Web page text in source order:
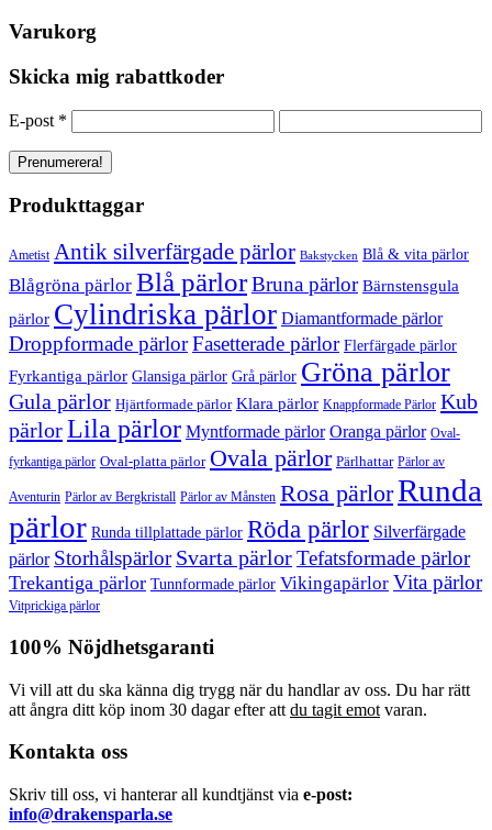
Varukorg
Skicka mig rabattkoder
E-post *
Produkttaggar
Ametist Antik silverfärgade pärlor Bakstycken Blå & vita pärlor
Blågröna pärlor Blå pärlorBruna pärlor Bärnstensgula
pärlor Cylindriska pärlor Diamantformade pärlor
Droppformade pärlorFasetterade pärlor Flerfärgade pärlor
Fyrkantiga pärlor Glansiga pärlor Grå pärlor Gröna pärlor
Gula pärlor Hjärtformade pärlor Klara pärlor Knappformade Pärlor Kub
pärlorLila pärlor Myntformade pärlor Oranga pärlor Oval-
fyrkantiga pärlor Oval-platta pärlor Ovala pärlor Pärlhattar Pärlor av
Aventurin Pärlor av Bergkristall Pärlor av Månsten Rosa pärlorRunda
pärlor Runda tillplattade pärlor Röda pärlor Silverfärgade
pärlor Storhålspärlor Svarta pärlorTefatsformade pärlor
Trekantiga pärlor Tunnformade pärlor Vikingapärlor Vita pärlor
Vitprickiga pärlor
100% Nöjdhetsgaranti
Vi vill att du ska känna dig trygg när du handlar av oss. Du har rätt
att ångra ditt köp inom 30 dagar efter att du tagit emot varan.
Kontakta oss
Skriv till oss, vi hanterar all kundtjänst via e-post:
info@drakensparla.se